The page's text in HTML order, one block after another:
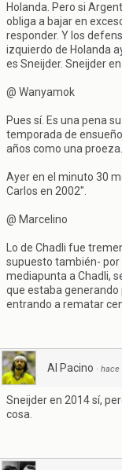
Holanda. Pero si
obliga a bajar en
responder. Y los
izquierdo de Holanda
es Sneijder. Sneijder en
@ Wanyamok
Pues sí. Es una pena
temporada de
años como una proeza.
Ayer en el minuto 30
Carlos en 2002".
@ Marcelino
Lo de Chadli fue
supuesto también- por
mediapunta a Chadli,
que estaba generando
entrando a rematar
Al Pacino · hace
Sneijder en 2014 sí,
cosa.